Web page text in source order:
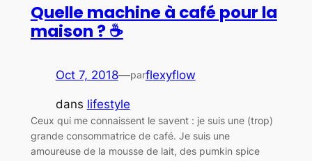
Quelle machine à café pour la
maison ? ☕
Oct 7, 2018—parflexyflow
dans lifestyle
Ceux qui me connaissent le savent : je suis une (trop)
grande consommatrice de café. Je suis une
amoureuse de la mousse de lait, des pumkin spice